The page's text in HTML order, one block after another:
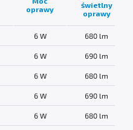
oprawy
świetlny
oprawy
6 W 680 lm
6 W 690 lm
6 W 680 lm
6 W 690 lm
6 W 680 lm